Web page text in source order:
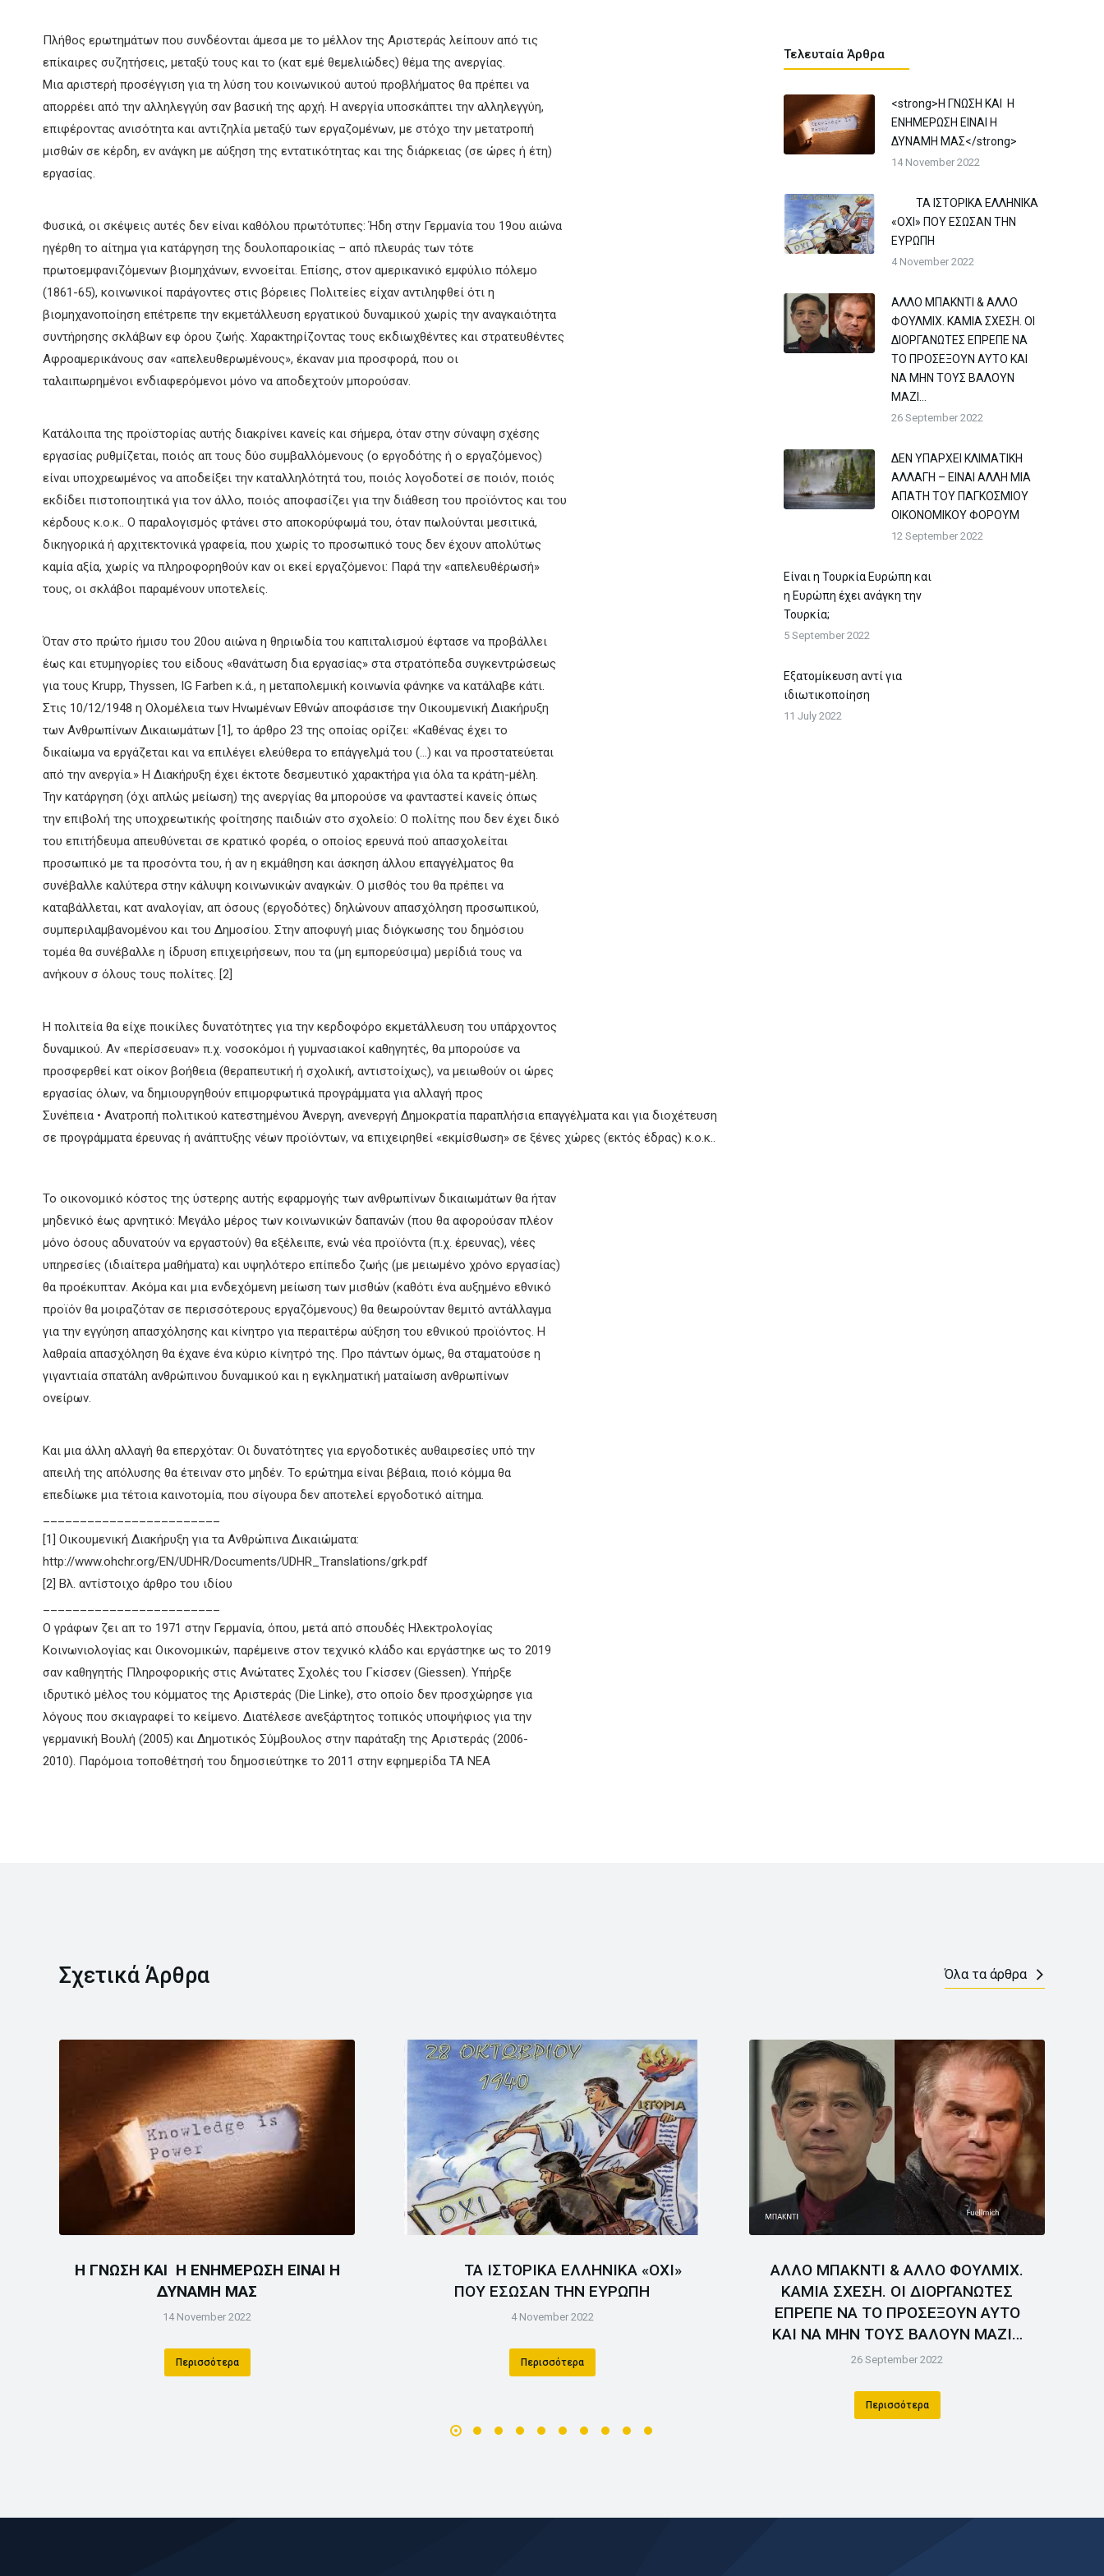
Πλήθος ερωτημάτων που συνδέονται άμεσα με το μέλλον της Αριστεράς λείπουν από τις
επίκαιρες συζητήσεις, μεταξύ τους και το (κατ εμέ θεμελιώδες) θέμα της ανεργίας.
Μια αριστερή προσέγγιση για τη λύση του κοινωνικού αυτού προβλήματος θα πρέπει να
απορρέει από την αλληλεγγύη σαν βασική της αρχή. Η ανεργία υποσκάπτει την αλληλεγγύη,
επιφέροντας ανισότητα και αντιζηλία μεταξύ των εργαζομένων, με στόχο την μετατροπή
μισθών σε κέρδη, εν ανάγκη με αύξηση της εντατικότητας και της διάρκειας (σε ώρες ή έτη)
εργασίας.
Φυσικά, οι σκέψεις αυτές δεν είναι καθόλου πρωτότυπες: Ήδη στην Γερμανία του 19ου αιώνα
ηγέρθη το αίτημα για κατάργηση της δουλοπαροικίας – από πλευράς των τότε
πρωτοεμφανιζόμενων βιομηχάνων, εννοείται. Επίσης, στον αμερικανικό εμφύλιο πόλεμο
(1861-65), κοινωνικοί παράγοντες στις βόρειες Πολιτείες είχαν αντιληφθεί ότι η
βιομηχανοποίηση επέτρεπε την εκμετάλλευση εργατικού δυναμικού χωρίς την αναγκαιότητα
συντήρησης σκλάβων εφ όρου ζωής. Χαρακτηρίζοντας τους εκδιωχθέντες και στρατευθέντες
Αφροαμερικάνους σαν «απελευθερωμένους», έκαναν μια προσφορά, που οι
ταλαιπωρημένοι ενδιαφερόμενοι μόνο να αποδεχτούν μπορούσαν.
Κατάλοιπα της προϊστορίας αυτής διακρίνει κανείς και σήμερα, όταν στην σύναψη σχέσης
εργασίας ρυθμίζεται, ποιός απ τους δύο συμβαλλόμενους (ο εργοδότης ή ο εργαζόμενος)
είναι υποχρεωμένος να αποδείξει την καταλληλότητά του, ποιός λογοδοτεί σε ποιόν, ποιός
εκδίδει πιστοποιητικά για τον άλλο, ποιός αποφασίζει για την διάθεση του προϊόντος και του
κέρδους κ.ο.κ.. Ο παραλογισμός φτάνει στο αποκορύφωμά του, όταν πωλούνται μεσιτικά,
δικηγορικά ή αρχιτεκτονικά γραφεία, που χωρίς το προσωπικό τους δεν έχουν απολύτως
καμία αξία, χωρίς να πληροφορηθούν καν οι εκεί εργαζόμενοι: Παρά την «απελευθέρωσή»
τους, οι σκλάβοι παραμένουν υποτελείς.
Όταν στο πρώτο ήμισυ του 20ου αιώνα η θηριωδία του καπιταλισμού έφτασε να προβάλλει
έως και ετυμηγορίες του είδους «θανάτωση δια εργασίας» στα στρατόπεδα συγκεντρώσεως
για τους Krupp, Thyssen, IG Farben κ.ά., η μεταπολεμική κοινωνία φάνηκε να κατάλαβε κάτι.
Στις 10/12/1948 η Ολομέλεια των Ηνωμένων Εθνών αποφάσισε την Οικουμενική Διακήρυξη
των Ανθρωπίνων Δικαιωμάτων [1], το άρθρο 23 της οποίας ορίζει: «Καθένας έχει το
δικαίωμα να εργάζεται και να επιλέγει ελεύθερα το επάγγελμά του (…) και να προστατεύεται
από την ανεργία.» Η Διακήρυξη έχει έκτοτε δεσμευτικό χαρακτήρα για όλα τα κράτη-μέλη.
Την κατάργηση (όχι απλώς μείωση) της ανεργίας θα μπορούσε να φανταστεί κανείς όπως
την επιβολή της υποχρεωτικής φοίτησης παιδιών στο σχολείο: Ο πολίτης που δεν έχει δικό
του επιτήδευμα απευθύνεται σε κρατικό φορέα, ο οποίος ερευνά πού απασχολείται
προσωπικό με τα προσόντα του, ή αν η εκμάθηση και άσκηση άλλου επαγγέλματος θα
συνέβαλλε καλύτερα στην κάλυψη κοινωνικών αναγκών. Ο μισθός του θα πρέπει να
καταβάλλεται, κατ αναλογίαν, απ όσους (εργοδότες) δηλώνουν απασχόληση προσωπικού,
συμπεριλαμβανομένου και του Δημοσίου. Στην αποφυγή μιας διόγκωσης του δημόσιου
τομέα θα συνέβαλλε η ίδρυση επιχειρήσεων, που τα (μη εμπορεύσιμα) μερίδιά τους να
ανήκουν σ όλους τους πολίτες. [2]
Η πολιτεία θα είχε ποικίλες δυνατότητες για την κερδοφόρο εκμετάλλευση του υπάρχοντος
δυναμικού. Αν «περίσσευαν» π.χ. νοσοκόμοι ή γυμνασιακοί καθηγητές, θα μπορούσε να
προσφερθεί κατ οίκον βοήθεια (θεραπευτική ή σχολική, αντιστοίχως), να μειωθούν οι ώρες
εργασίας όλων, να δημιουργηθούν επιμορφωτικά προγράμματα για αλλαγή προς
Συνέπεια • Ανατροπή πολιτικού κατεστημένου Άνεργη, ανενεργή Δημοκρατία παραπλήσια επαγγέλματα και για διοχέτευση
σε προγράμματα έρευνας ή ανάπτυξης νέων προϊόντων, να επιχειρηθεί «εκμίσθωση» σε ξένες χώρες (εκτός έδρας) κ.ο.κ..
Το οικονομικό κόστος της ύστερης αυτής εφαρμογής των ανθρωπίνων δικαιωμάτων θα ήταν
μηδενικό έως αρνητικό: Μεγάλο μέρος των κοινωνικών δαπανών (που θα αφορούσαν πλέον
μόνο όσους αδυνατούν να εργαστούν) θα εξέλειπε, ενώ νέα προϊόντα (π.χ. έρευνας), νέες
υπηρεσίες (ιδιαίτερα μαθήματα) και υψηλότερο επίπεδο ζωής (με μειωμένο χρόνο εργασίας)
θα προέκυπταν. Ακόμα και μια ενδεχόμενη μείωση των μισθών (καθότι ένα αυξημένο εθνικό
προϊόν θα μοιραζόταν σε περισσότερους εργαζόμενους) θα θεωρούνταν θεμιτό αντάλλαγμα
για την εγγύηση απασχόλησης και κίνητρο για περαιτέρω αύξηση του εθνικού προϊόντος. Η
λαθραία απασχόληση θα έχανε ένα κύριο κίνητρό της. Προ πάντων όμως, θα σταματούσε η
γιγαντιαία σπατάλη ανθρώπινου δυναμικού και η εγκληματική ματαίωση ανθρωπίνων
ονείρων.
Και μια άλλη αλλαγή θα επερχόταν: Οι δυνατότητες για εργοδοτικές αυθαιρεσίες υπό την
απειλή της απόλυσης θα έτειναν στο μηδέν. Το ερώτημα είναι βέβαια, ποιό κόμμα θα
επεδίωκε μια τέτοια καινοτομία, που σίγουρα δεν αποτελεί εργοδοτικό αίτημα.
[1] Οικουμενική Διακήρυξη για τα Ανθρώπινα Δικαιώματα:
http://www.ohchr.org/EN/UDHR/Documents/UDHR_Translations/grk.pdf
[2] Βλ. αντίστοιχο άρθρο του ιδίου
Ο γράφων ζει απ το 1971 στην Γερμανία, όπου, μετά από σπουδές Ηλεκτρολογίας
Κοινωνιολογίας και Οικονομικών, παρέμεινε στον τεχνικό κλάδο και εργάστηκε ως το 2019
σαν καθηγητής Πληροφορικής στις Ανώτατες Σχολές του Γκίσσεν (Giessen). Υπήρξε
ιδρυτικό μέλος του κόμματος της Αριστεράς (Die Linke), στο οποίο δεν προσχώρησε για
λόγους που σκιαγραφεί το κείμενο. Διατέλεσε ανεξάρτητος τοπικός υποψήφιος για την
γερμανική Βουλή (2005) και Δημοτικός Σύμβουλος στην παράταξη της Αριστεράς (2006-
2010). Παρόμοια τοποθέτησή του δημοσιεύτηκε το 2011 στην εφημερίδα ΤΑ ΝΕΑ
Τελευταία Άρθρα
<strong>Η ΓΝΩΣΗ ΚΑΙ Η
ΕΝΗΜΕΡΩΣΗ ΕΙΝΑΙ Η
ΔΥΝΑΜΗ ΜΑΣ</strong>
14 November 2022
ΤΑ ΙΣΤΟΡΙΚΑ ΕΛΛΗΝΙΚΑ
«ΟΧΙ» ΠΟΥ ΕΣΩΣΑΝ ΤΗΝ
ΕΥΡΩΠΗ
4 November 2022
ΑΛΛΟ ΜΠΑΚΝΤΙ & ΑΛΛΟ
ΦΟΥΛΜΙΧ. ΚΑΜΙΑ ΣΧΕΣΗ. ΟΙ
ΔΙΟΡΓΑΝΩΤΕΣ ΕΠΡΕΠΕ ΝΑ
ΤΟ ΠΡΟΣΕΞΟΥΝ ΑΥΤΟ ΚΑΙ
ΝΑ ΜΗΝ ΤΟΥΣ ΒΑΛΟΥΝ
ΜΑΖΙ…
26 September 2022
ΔΕΝ ΥΠΑΡΧΕΙ ΚΛΙΜΑΤΙΚΗ
ΑΛΛΑΓΗ – ΕΙΝΑΙ ΑΛΛΗ ΜΙΑ
ΑΠΑΤΗ ΤΟΥ ΠΑΓΚΟΣΜΙΟΥ
ΟΙΚΟΝΟΜΙΚΟΥ ΦΟΡΟΥΜ
12 September 2022
Είναι η Τουρκία Ευρώπη και
η Ευρώπη έχει ανάγκη την
Τουρκία;
5 September 2022
Εξατομίκευση αντί για
ιδιωτικοποίηση
11 July 2022
Σχετικά Άρθρα Όλα τα άρθρα
Η ΓΝΩΣΗ ΚΑΙ Η ΕΝΗΜΕΡΩΣΗ ΕΙΝΑΙ Η
ΔΥΝΑΜΗ ΜΑΣ
14 November 2022
Περισσότερα
ΤΑ ΙΣΤΟΡΙΚΑ ΕΛΛΗΝΙΚΑ «ΟΧΙ»
ΠΟΥ ΕΣΩΣΑΝ ΤΗΝ ΕΥΡΩΠΗ
4 November 2022
Περισσότερα
ΑΛΛΟ ΜΠΑΚΝΤΙ & ΑΛΛΟ ΦΟΥΛΜΙΧ.
ΚΑΜΙΑ ΣΧΕΣΗ. ΟΙ ΔΙΟΡΓΑΝΩΤΕΣ
ΕΠΡΕΠΕ ΝΑ ΤΟ ΠΡΟΣΕΞΟΥΝ ΑΥΤΟ
ΚΑΙ ΝΑ ΜΗΝ ΤΟΥΣ ΒΑΛΟΥΝ ΜΑΖΙ…
26 September 2022
Περισσότερα